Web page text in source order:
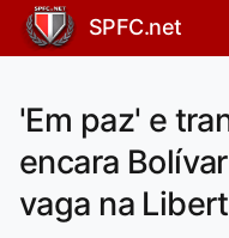
SPFC.net
'Em paz' e
encara
vaga na